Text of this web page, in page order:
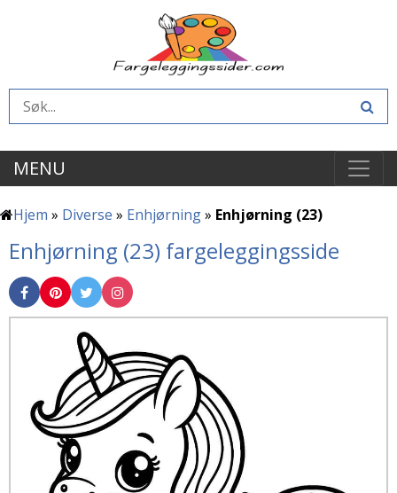
MENU
Hjem » Diverse » Enhjørning» Enhjørning (23)
Enhjørning (23) fargeleggingsside